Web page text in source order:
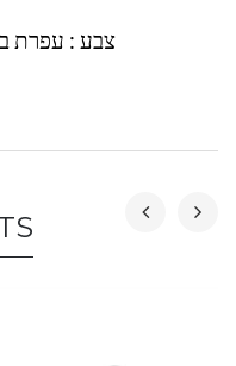
צבע : עפרת